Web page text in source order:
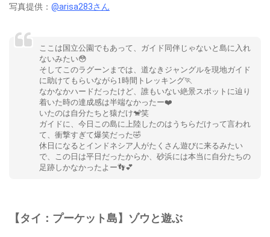
写真提供： @arisa283さん
ここは国立公園でもあって、ガイド同伴じゃないと島に入れ
ないみたい😳
そしてこのラグーンまでは、道なきジャングルを現地ガイド
に助けてもらいながら1時間トレッキング🏃
なかなかハードだったけど、誰もいない絶景スポットに辿り
着いた時の達成感は半端なかったー❤️
いたのは自分たちと猿だけ🐒笑
ガイドに、今日この島に上陸したのはうちらだけって言われ
て、衝撃すぎて爆笑だった🤣
休日になるとインドネシア人がたくさん遊びに来るみたい
で、この日は平日だったからか、砂浜には本当に自分たちの
足跡しかなかったよー👣💕
【タイ：プーケット島】ゾウと遊ぶ